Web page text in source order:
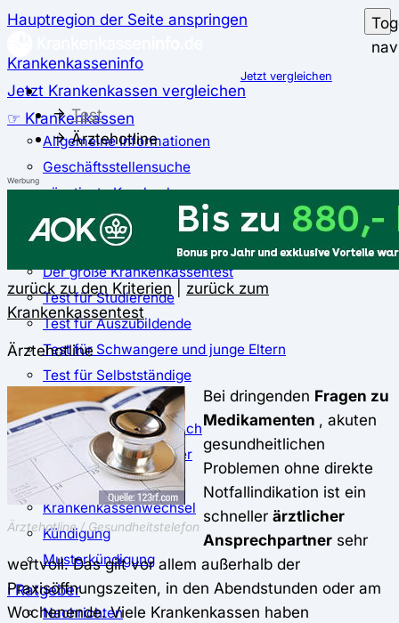
Hauptregion der Seite anspringen
Krankenkasseninfo
Jetzt Krankenkassen vergleichen
☞ Krankenkassen
Allgemeine Informationen
Geschäftsstellensuche
günstigste Krankenkassen
Zusatzbeitrag
✅ Krankenkassen Test
Der große Krankenkassentest
Test für Studierende
Test für Auszubildende
Test für Schwangere und junge Eltern
Test für Selbstständige
⚖️ Vergleich & Rechner
Krankenkassenvergleich
Krankenkassenrechner
↔ Wechsel
Krankenkassenwechsel
Kündigung
Musterkündigung
ℹ Ratgeber
Nachrichten
Jetzt vergleichen
Test
Ärztehotline
Werbung
zurück zu den Kriterien
zurück zum
Krankenkassentest
Ärztehotline
Ärztehotline / Gesundheitstelefon
Bei dringenden Fragen zu
Medikamenten , akuten
gesundheitlichen
Problemen ohne direkte
Notfallindikation ist ein
schneller ärztlicher
Ansprechpartner sehr
wertvoll. Das gilt vor allem außerhalb der
Praxisöffnungszeiten, in den Abendstunden oder am
Wochenende. Viele Krankenkassen haben